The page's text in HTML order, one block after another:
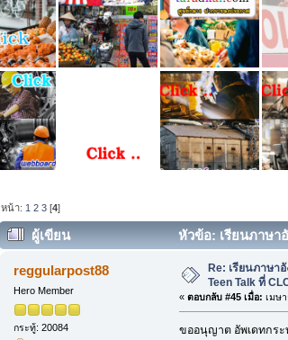
หน้า: 1 2 3 [4]
ผู้เขียน หัวข้อ: เรียนภาษา
reggularpost88
Hero Member
กระทู้: 20084
Re: เรียนภาษา
Teen Talk ที่
« ตอบกลับ #45 เมื่อ: เมษ
ขออนุญาต อัพเดทกระ